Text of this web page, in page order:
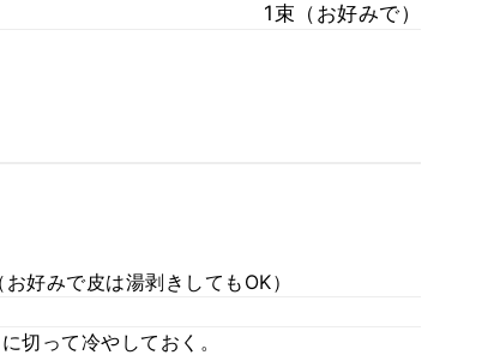
1束（お好みで）
好みで皮は湯剥きしてもOK）
切って冷やしておく。